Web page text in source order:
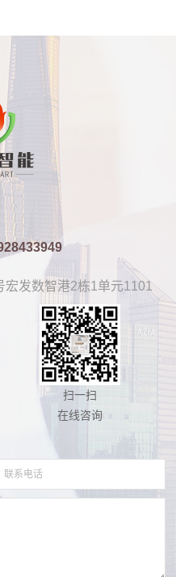
发数智港2栋1单元1101
扫一扫
在线咨询